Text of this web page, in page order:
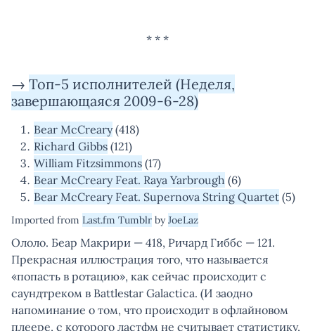
→ Топ-5 исполнителей (Неделя,
завершающаяся 2009-6-28)
Bear McCreary(418)
Richard Gibbs (121)
William Fitzsimmons (17)
Bear McCreary Feat. Raya Yarbrough (6)
Bear McCreary Feat. Supernova String Quartet (5)
Imported from Last.fm Tumblr byJoeLaz
Ололо. Беар Макрири — 418, Ричард Гиббс — 121.
Прекрасная иллюстрация того, что называется
«попасть в ротацию», как сейчас происходит с
саундтреком в Battlestar Galactica. (И заодно
напоминание о том, что происходит в офлайновом
плеере, с которого ластфм не считывает статистику,